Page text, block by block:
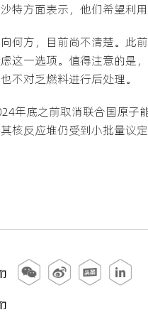
特方面表示，他们希望利
何方，目前尚不清楚。此
这一选项。值得注意的是
不对乏燃料进行后处理。
年底之前取消联合国原
核反应堆仍受到小批量议